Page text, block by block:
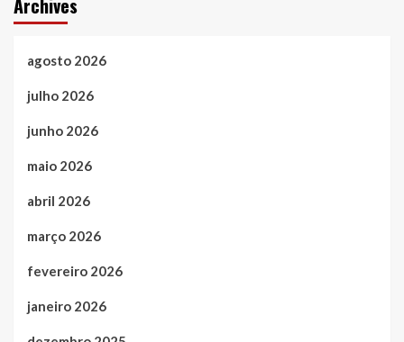
agosto 2026
julho 2026
junho 2026
maio 2026
abril 2026
março 2026
fevereiro 2026
janeiro 2026